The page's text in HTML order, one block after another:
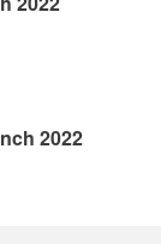
2022